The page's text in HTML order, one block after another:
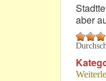
aber